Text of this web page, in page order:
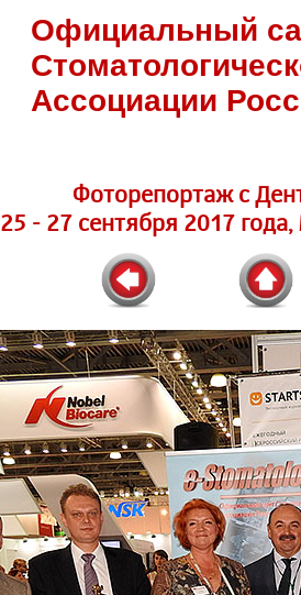
Официальный
Ассоциации
Фоторепортаж с
25 - 27 сентября 2017